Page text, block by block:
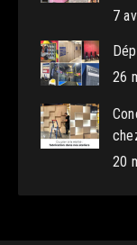
7
26
20